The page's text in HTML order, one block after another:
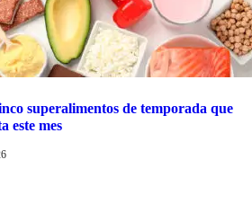
superalimentos de temporada que
este mes